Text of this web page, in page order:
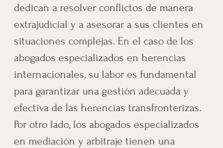
dedican a resolver conflictos de manera
extrajudicial y a asesorar a sus clientes en
situaciones complejas. En el caso de los
abogados especializados en herencias
internacionales, su labor es fundamental
para garantizar una gestión adecuada y
efectiva de las herencias transfronterizas.
Por otro lado, los abogados especializados
en mediación y arbitraje tienen una